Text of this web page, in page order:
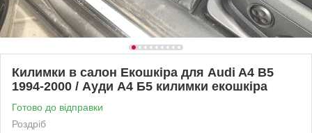
Килимки в салон Екошкіра для Audi A4 B5
1994-2000 / Ауди А4 Б5 килимки екошкіра
Готово до відправки
Роздріб